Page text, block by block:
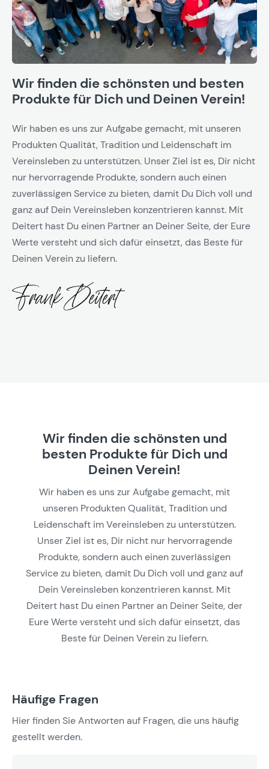
Wir finden die schönsten und besten
Produkte für Dich und Deinen Verein!
Wir haben es uns zur Aufgabe gemacht, mit unseren
Produkten Qualität, Tradition und Leidenschaft im
Vereinsleben zu unterstützen. Unser Ziel ist es, Dir nicht
nur hervorragende Produkte, sondern auch einen
zuverlässigen Service zu bieten, damit Du Dich voll und
ganz auf Dein Vereinsleben konzentrieren kannst. Mit
Deitert hast Du einen Partner an Deiner Seite, der Eure
Werte versteht und sich dafür einsetzt, das Beste für
Deinen Verein zu liefern.
Wir finden die schönsten und
besten Produkte für Dich und
Deinen Verein!
Wir haben es uns zur Aufgabe gemacht, mit
unseren Produkten Qualität, Tradition und
Leidenschaft im Vereinsleben zu unterstützen.
Unser Ziel ist es, Dir nicht nur hervorragende
Produkte, sondern auch einen zuverlässigen
Service zu bieten, damit Du Dich voll und ganz auf
Dein Vereinsleben konzentrieren kannst. Mit
Deitert hast Du einen Partner an Deiner Seite, der
Eure Werte versteht und sich dafür einsetzt, das
Beste für Deinen Verein zu liefern.
Häufige Fragen
Hier finden Sie Antworten auf Fragen, die uns häufig
gestellt werden.